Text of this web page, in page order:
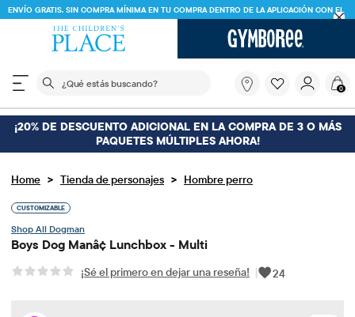
ENVÍO GRATIS. SIN COMPRA MÍNIMA EN TU COMPRA DENTRO DE LA APLICACIÓN CON EL
CÓDIGO
El siguiente campo de búsqueda filtra las
buscando?
0
¡20% DE DESCUENTO ADICIONAL EN LA COMPRA DE 3 O MÁS
PAQUETES MÚLTIPLES AHORA!
Home > Tienda de personajes > Hombre perro
CUSTOMIZABLE
Dogman
Boys Dog Manâ¢ Lunchbox - Multi
¡Sé el primero en dejar una reseña! | 24